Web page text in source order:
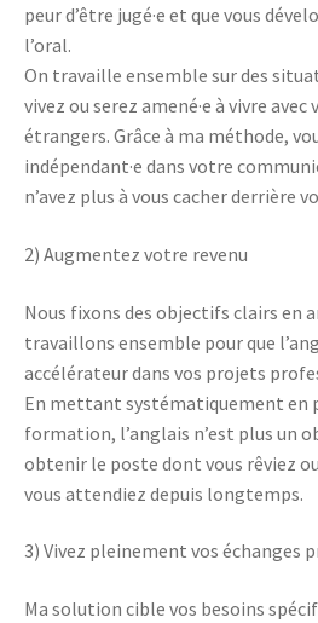
peur d’être jugé·e et que vous
l’oral.
On travaille ensemble sur des
vivez ou serez amené·e à vivre
étrangers. Grâce à ma méthode,
indépendant·e dans votre
n’avez plus à vous cacher derrière
2) Augmentez votre revenu
Nous fixons des objectifs clairs en
travaillons ensemble pour que
accélérateur dans vos projets
En mettant systématiquement en
formation, l’anglais n’est plus un
obtenir le poste dont vous rêviez
vous attendiez depuis longtemps.
3) Vivez pleinement vos échanges
Ma solution cible vos besoins